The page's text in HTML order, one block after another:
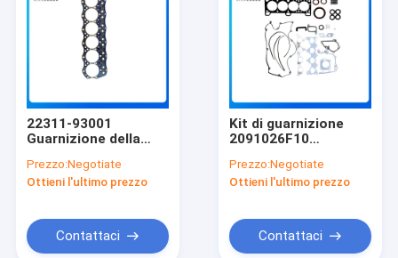
22311-93001
Guarnizione della
macchine da
costruzione
Prezzo:Negotiate
Ottieni l'ultimo prezzo
Contattaci
Kit di guarnizione
2091026F10
Hyundai 1.6VVT G4ED
Ricambi di macchine
Prezzo:Negotiate
Ottieni l'ultimo prezzo
Contattaci